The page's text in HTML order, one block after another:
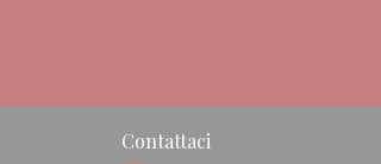
Contattaci